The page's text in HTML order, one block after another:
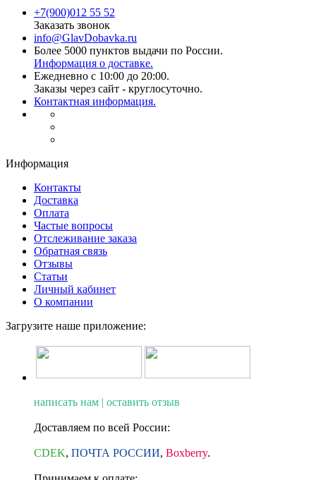
+7(900)012 55 52
Заказать звонок
info@GlavDobavka.ru
Более 5000 пунктов выдачи по России.
Информация о доставке.
Ежедневно с 10:00 до 20:00.
Заказы через сайт - круглосуточно.
Контактная информация.
Информация
Контакты
Доставка
Оплата
Частые вопросы
Отслеживание заказа
Обратная связь
Отзывы
Статьи
Личный кабинет
О компании
Загрузите наше приложение:
написать нам | оставить отзыв
Доставляем по всей России:
CDEK, ПОЧТА РОССИИ, Boxberry.